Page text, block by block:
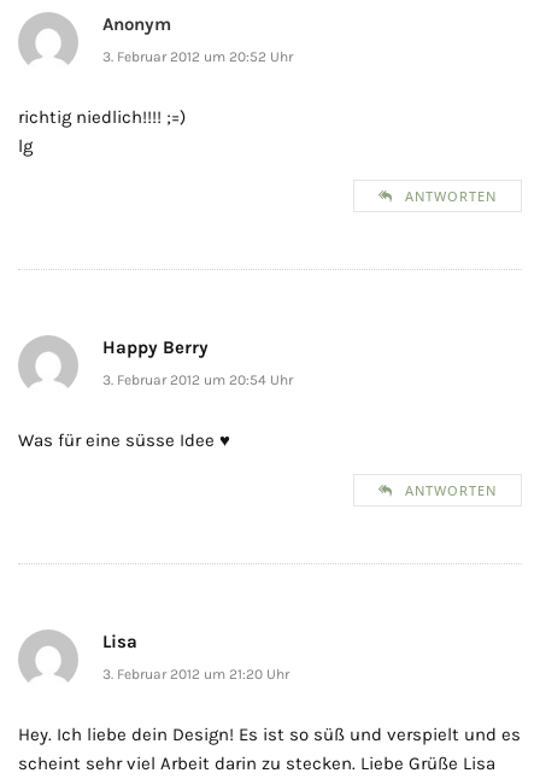
Anonym
3. Februar 2012 um 20:52 Uhr
richtig niedlich!!!! ;=)
lg
ANTWORTEN
Happy Berry
3. Februar 2012 um 20:54 Uhr
Was für eine süsse Idee ♥
ANTWORTEN
Lisa
3. Februar 2012 um 21:20 Uhr
Hey. Ich liebe dein Design! Es ist so süß und verspielt und es
scheint sehr viel Arbeit darin zu stecken. Liebe Grüße Lisa